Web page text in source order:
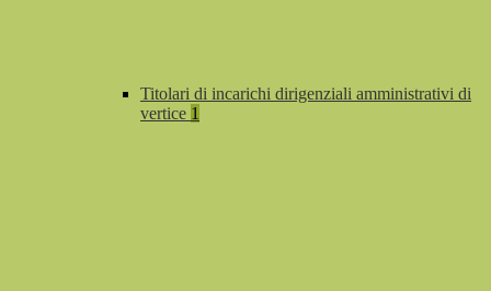
Titolari di incarichi dirigenziali amministrativi di
vertice 1